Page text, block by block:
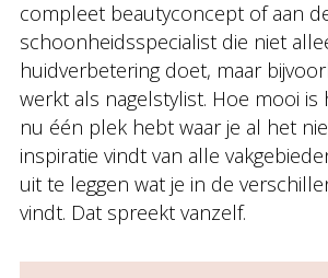
compleet beautyconcept of aan
schoonheidsspecialist die niet
huidverbetering doet, maar
werkt als nagelstylist. Hoe mooi is
nu één plek hebt waar je al het
inspiratie vindt van alle
uit te leggen wat je in de
vindt. Dat spreekt vanzelf.